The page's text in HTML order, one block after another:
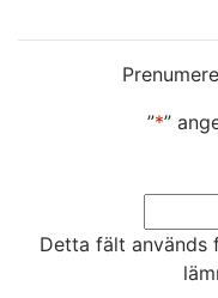
”*”
Detta fält används